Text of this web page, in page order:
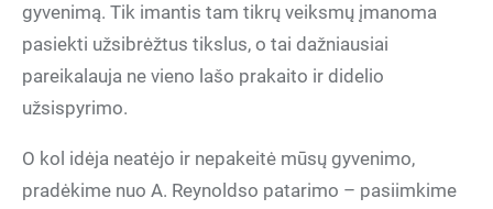
gyvenimą. Tik imantis tam tikrų veiksmų įmanoma
pasiekti užsibrėžtus tikslus, o tai dažniausiai
pareikalauja ne vieno lašo prakaito ir didelio
užsispyrimo.
O kol idėja neatėjo ir nepakeitė mūsų gyvenimo,
pradėkime nuo A. Reynoldso patarimo – pasiimkime